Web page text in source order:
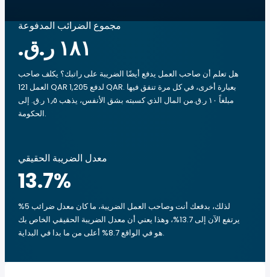
مجموع الضرائب المدفوعة
هل تعلم أن صاحب العمل يدفع أيضًا الضريبة على راتبك؟ يكلف صاحب
العمل 121 QAR لدفع 1,205 QAR. بعبارة أخرى، في كل مرة تنفق فيها
مبلغاً ‏١٠ ر.ق.‏من المال الذي كسبته بشق الأنفس، يذهب ‏١٫٥ ر.ق.‏ إلى
الحكومة.
معدل الضريبة الحقيقي
13.7%
لذلك، بدفعك أنت وصاحب العمل الضريبة، ما كان معدل ضرائب 5%
يرتفع الآن إلى 13.7%، وهذا يعني أن معدل الضريبة الحقيقي الخاص بك
هو في الواقع 8.7% أعلى من ما بدا في البداية.